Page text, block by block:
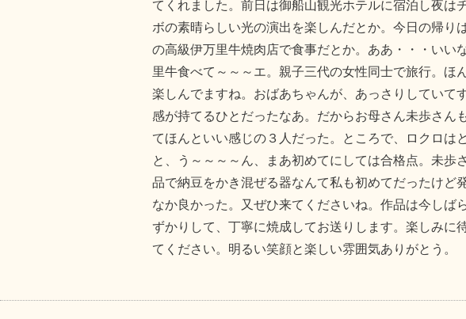
てくれました。前日は御船山観光ホテルに宿泊し夜は
ボの素晴らしい光の演出を楽しんだとか。今日の帰り
の高級伊万里牛焼肉店で食事だとか。ああ・・・いい
里牛食べて～～～エ。親子三代の女性同士で旅行。ほ
楽しんでますね。おばあちゃんが、あっさりしていて
感が持てるひとだったなあ。だからお母さん未歩さん
てほんといい感じの３人だった。ところで、ロクロは
と、う～～～～ん、まあ初めてにしては合格点。未歩
品で納豆をかき混ぜる器なんて私も初めてだったけど
なか良かった。又ぜひ来てくださいね。作品は今しば
ずかりして、丁寧に焼成してお送りします。楽しみに
てください。明るい笑顔と楽しい雰囲気ありがとう。